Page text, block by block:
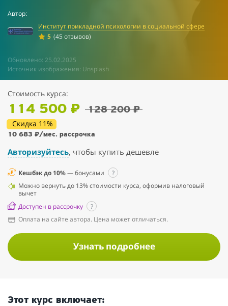
Автор:
Институт прикладной психологии в социальной сфере
5 (45 отзывов)
Обновлено: 25.02.2025
Источник изображения: Unsplash
Стоимость курса:
114 500 ₽ 128 200 ₽
Скидка 11%
10 683 ₽/мес. рассрочка
Авторизуйтесь, чтобы купить дешевле
Кешбэк до 10%— бонусами
?
Можно вернуть до 13% стоимости курса, оформив налоговый
вычет
Доступен в рассрочку
?
Оплата на сайте автора. Цена может отличаться.
Узнать подробнее
Этот курс включает: